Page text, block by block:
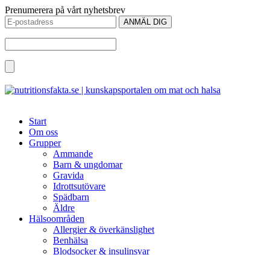
Prenumerera på vårt nyhetsbrev
Start
Om oss
Grupper
Ammande
Barn & ungdomar
Gravida
Idrottsutövare
Spädbarn
Äldre
Hälsoområden
Allergier & överkänslighet
Benhälsa
Blodsocker & insulinsvar